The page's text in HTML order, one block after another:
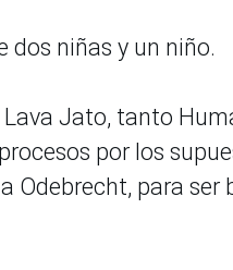
dos niñas y un niño.
Jato, tanto
por los
Odebrecht, para ser